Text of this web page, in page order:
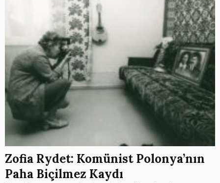
Zofia Rydet: Komünist Polonya’nın
Paha Biçilmez Kaydı